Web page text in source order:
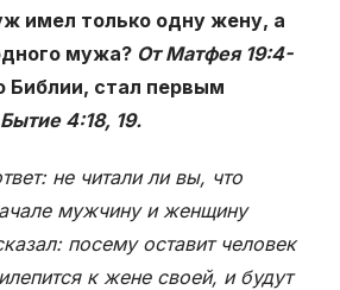
имел только одну жену, а
мужа? От Матфея 19:4-
Библии, стал первым
Бытие 4:18, 19.
не читали ли вы, что
мужчину и женщину
посему оставит человек
к жене своей, и будут